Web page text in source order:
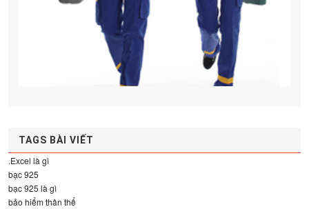
TAGS BÀI VIẾT
.Excel là gì
bạc 925
bạc 925 là gì
bảo hiểm thân thể